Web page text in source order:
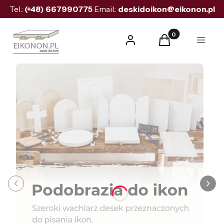
Tel.: (+48) 667990775Email.: deskidoikon@eikonon.pl
Zaloguj się Produkty w
Koszyk Menu